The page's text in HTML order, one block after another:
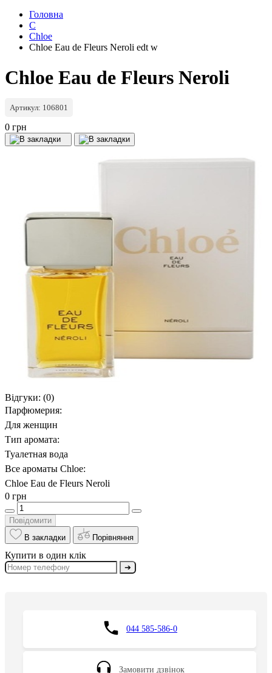
Головна
C
Chloe
Chloe Eau de Fleurs Neroli edt w
Chloe Eau de Fleurs Neroli
Артикул: 106801
0 грн
Відгуки: (0)
Парфюмерия:
Для женщин
Тип аромата:
Туалетная вода
Все ароматы Chloe:
Chloe Eau de Fleurs Neroli
0 грн
Повідомити
В закладки
Порівняння
Купити в один клік
➔
044 585-586-0
Замовити дзвінок